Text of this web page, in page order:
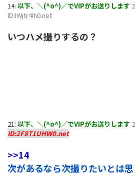
14: 以下、＼(^o^)／でVIPがお送りします
ID:IWjtr4Ih0.net
いつハメ撮りするの？
21: 以下、＼(^o^)／でVIPがお送りします
ID:2F8T1UHW0.net
>>14
次があるなら次撮りたいとは